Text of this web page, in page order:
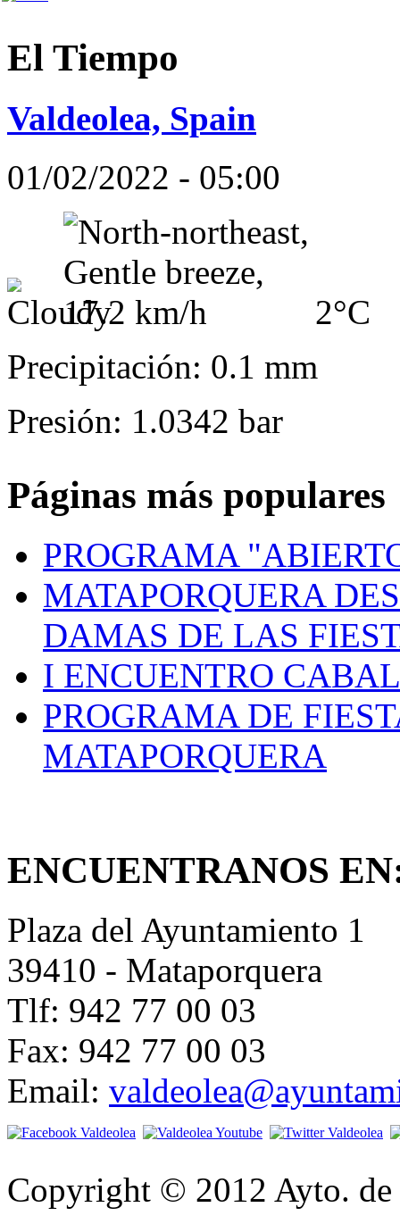
El Tiempo
Valdeolea, Spain
01/02/2022 - 05:00
2°C
Precipitación: 0.1 mm
Presión: 1.0342 bar
Páginas más populares
PROGRAMA
MATAPORQUERA
DAMAS DE LAS
I ENCUENTRO
PROGRAMA DE
MATAPORQUERA
ENCUENTRANOS
Plaza del Ayuntamiento 1
39410 - Mataporquera
Tlf: 942 77 00 03
Fax: 942 77 00 03
Email:
Copyright © 2012 Ayto.